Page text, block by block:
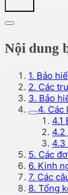
Nội dung
1. Bảo
2. Các
3. Bảo
4. Các
4.1
4.2
4.3
5. Các
6. Kinh
7. Các
8. Tổng